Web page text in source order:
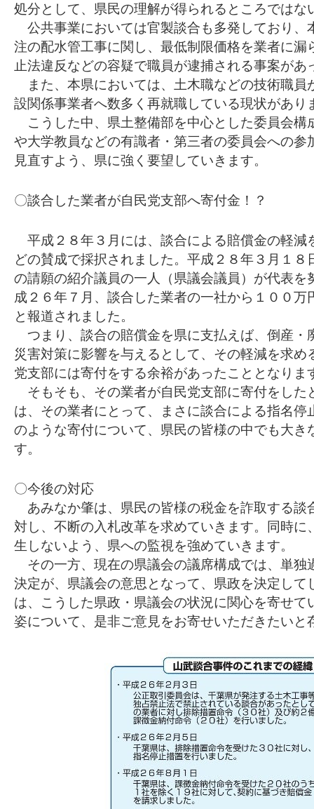
処分として、県民の理解が得られるところではな
公共事業においては官製談合も多発しており、
注の配水管工事に関し、最低制限価格を業者に漏
止法違反などの容疑で職員が逮捕される事案があ
また、本県においては、土木職などの技術職員
設関係事業者へ数多く再就職している現状があり
こうした中、県土整備部を中心とした委員会構
や大学教員などの有識者・第三者の委員会への参
見直すよう、県に強く要望していきます。
〇談合した業者が自民党支部へ寄付金！？
平成２８年３月には、談合による賠償金の軽減
どの賛成で採択されました。平成２８年３月１
の請願の紹介議員の一人（県議会議員）が代表を
成２６年７月、談合した業者の一社から１００万
と報道されました。
つまり、談合の賠償金を県に支払えば、倒産・
災害対策に影響を与えるとして、その軽減を求め
党支部には寄付をする余裕があったこととなりま
そもそも、その業者が自民党支部に寄付をした
は、その業者にとって、まさに談合による指名停
のような寄付について、県民の皆様の中でも大き
す。
〇今後の対応
あみなか肇は、県民の皆様の税金を詐取する談
対し、不断の入札改革を求めていきます。同時に
生しないよう、県への監視を強めていきます。
その一方、現在の県議会の議席構成では、単独
決定が、県議会の意思となって、県政を決定して
は、こうした県政・県議会の状況に関心を寄せて
姿について、是非ご意見をお寄せいただきたいと